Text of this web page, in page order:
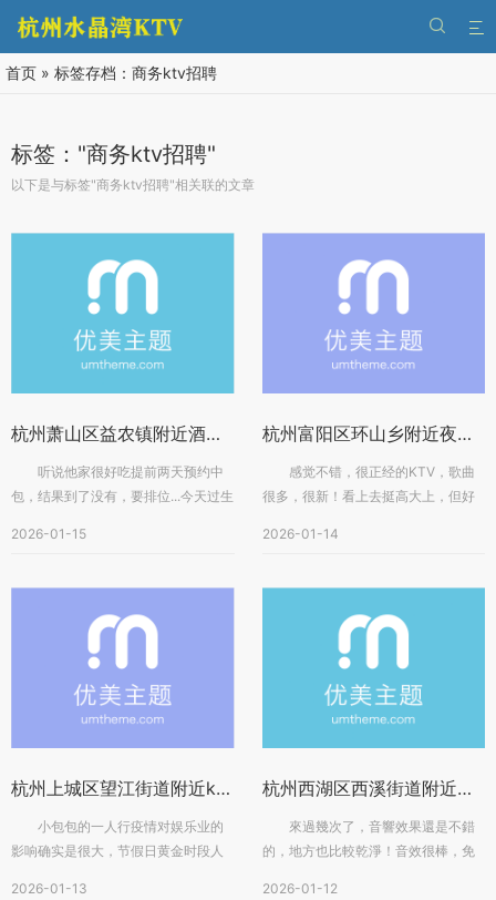


首页 » 标签存档：商务ktv招聘
标签："商务ktv招聘"
以下是与标签"商务ktv招聘"相关联的文章
杭州萧山区益农镇附近酒吧招聘女服务生,ktv领班队长微信多少
听说他家很好吃提前两天预约中
包，结果到了没有，要排位...今天过生
2026-01-15
杭州富阳区环山乡附近夜总会招聘包厢服务员,(不用订房任务)
感觉不错，很正经的KTV，歌曲
很多，很新！看上去挺高大上，但好
2026-01-14
杭州上城区望江街道附近ktv招聘女招待,工作好做吗？
小包包的一人行疫情对娱乐业的
影响确实是很大，节假日黄金时段人
2026-01-13
杭州西湖区西溪街道附近酒吧招聘包厢气氛租,加班双倍工资吗？
來過幾次了，音響效果還是不錯
的，地方也比較乾淨！音效很棒，免
2026-01-12